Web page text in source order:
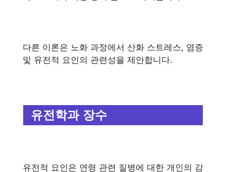
다른 이론은 노화 과정에서 산화 스트레스, 염증
및 유전적 요인의 관련성을 제안합니다.
유전학과 장수
유전적 요인은 연령 관련 질병에 대한 개인의 감